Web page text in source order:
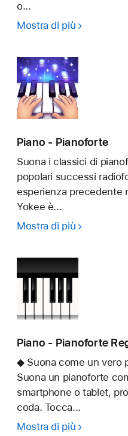
o...
Mostra di più Simply
-
Impara
Veloce
Piano - Pianoforte
Suona i classici di
popolari successi
esperienza precedente
Yokee è...
Mostra di più Piano
Pianoforte
Piano - Pianoforte
◆ Suona come un vero
Suona un pianoforte
smartphone o tablet,
coda. Tocca...
Mostra di più Piano